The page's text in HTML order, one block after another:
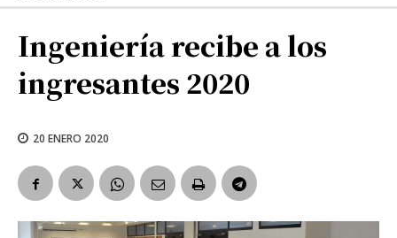
Ingeniería recibe a los
ingresantes 2020
20 ENERO 2020